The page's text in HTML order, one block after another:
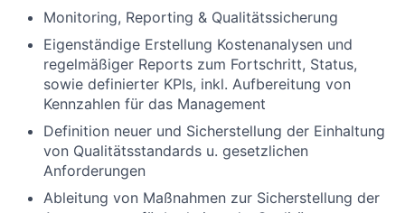
Monitoring, Reporting & Qualitätssicherung
Eigenständige Erstellung Kostenanalysen und
regelmäßiger Reports zum Fortschritt, Status,
sowie definierter KPIs, inkl. Aufbereitung von
Kennzahlen für das Management
Definition neuer und Sicherstellung der Einhaltung
von Qualitätsstandards u. gesetzlichen
Anforderungen
Ableitung von Maßnahmen zur Sicherstellung der